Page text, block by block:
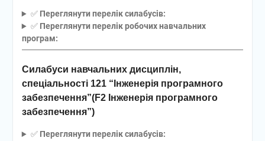
✅️ Переглянути перелік силабусів:
✅️ Переглянути перелік робочих навчальних
програм:
Силабуси навчальних дисциплін,
спеціальності 121 “Інженерія програмного
забезпечення”(F2 Інженерія програмного
забезпечення”)
✅️ Переглянути перелік силабусів: